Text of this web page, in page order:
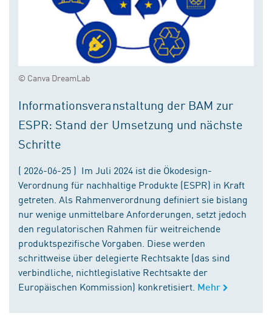
© Canva DreamLab
Informationsveranstaltung der BAM zur
ESPR: Stand der Umsetzung und nächste
Schritte
( 2026-06-25 ) Im Juli 2024 ist die Ökodesign-
Verordnung für nachhaltige Produkte (ESPR) in Kraft
getreten. Als Rahmenverordnung definiert sie bislang
nur wenige unmittelbare Anforderungen, setzt jedoch
den regulatorischen Rahmen für weitreichende
produktspezifische Vorgaben. Diese werden
schrittweise über delegierte Rechtsakte (das sind
verbindliche, nichtlegislative Rechtsakte der
Europäischen Kommission) konkretisiert. Mehr